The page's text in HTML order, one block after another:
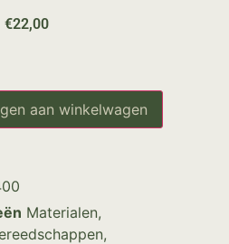
€22,00
aan winkelwagen
Materialen,
,